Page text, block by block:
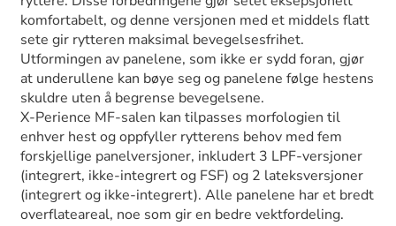
komfortabelt, og denne versjonen med et middels flatt
sete gir rytteren maksimal bevegelsesfrihet.
Utformingen av panelene, som ikke er sydd foran, gjør
at underullene kan bøye seg og panelene følge hestens
skuldre uten å begrense bevegelsene.
X-Perience MF-salen kan tilpasses morfologien til
enhver hest og oppfyller rytterens behov med fem
forskjellige panelversjoner, inkludert 3 LPF-versjoner
(integrert, ikke-integrert og FSF) og 2 lateksversjoner
(integrert og ikke-integrert). Alle panelene har et bredt
overflateareal, noe som gir en bedre vektfordeling.